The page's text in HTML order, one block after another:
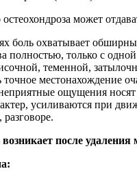
может
боль охватывает
полностью, только с
теменной,
местонахождение
ощущения
усиливаются при
после удаления